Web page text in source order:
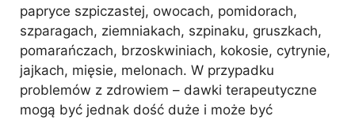
papryce szpiczastej, owocach, pomidorach,
szparagach, ziemniakach, szpinaku, gruszkach,
pomarańczach, brzoskwiniach, kokosie, cytrynie,
jajkach, mięsie, melonach. W przypadku
problemów z zdrowiem – dawki terapeutyczne
mogą być jednak dość duże i może być